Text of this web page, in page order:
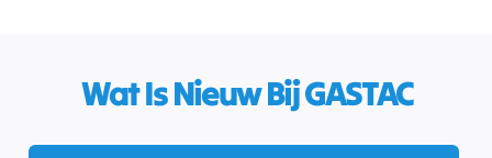
​ Wat Is Nieuw Bij GASTAC